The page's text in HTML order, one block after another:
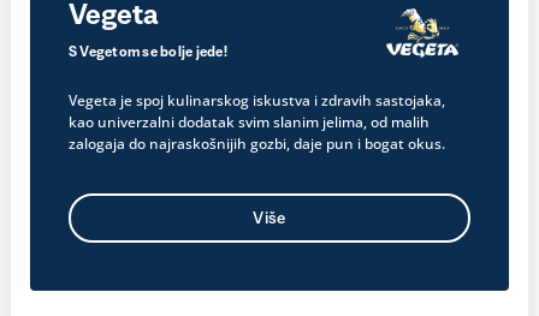
Vegeta
S Vegetom se bolje jede!
Vegeta je spoj kulinarskog iskustva i zdravih sastojaka,
kao univerzalni dodatak svim slanim jelima, od malih
zalogaja do najraskošnijih gozbi, daje pun i bogat okus.
Više